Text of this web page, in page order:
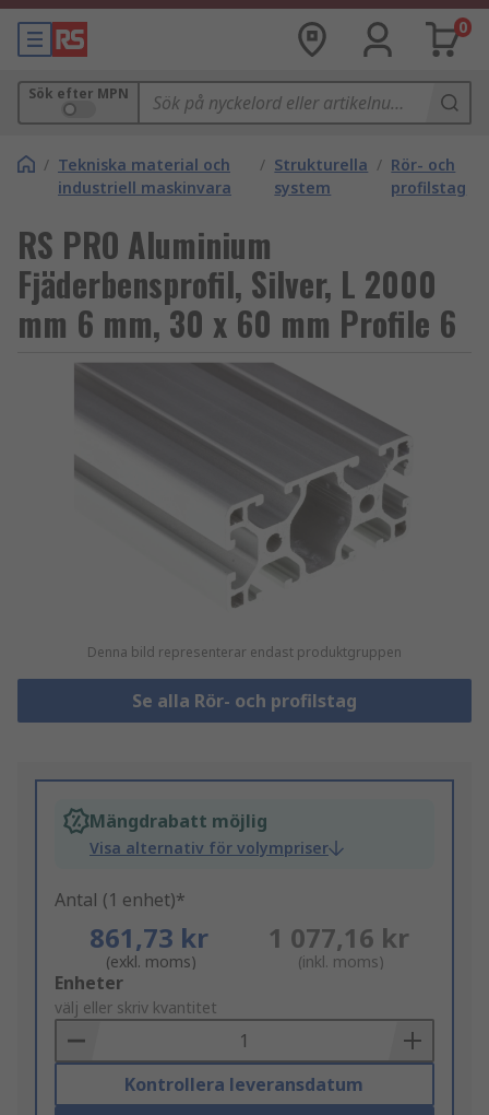
0
Sök efter MPN
/ Tekniska material och
industriell maskinvara
/ Strukturella
system
/ Rör- och
profilstag
RS PRO Aluminium
Fjäderbensprofil, Silver, L 2000
mm 6 mm, 30 x 60 mm Profile 6
Denna bild representerar endast produktgruppen
Se alla Rör- och profilstag
Mängdrabatt möjlig
Visa alternativ för volympriser
Antal (1 enhet)*
861,73 kr
(exkl. moms)
1 077,16 kr
(inkl. moms)
Add
to
Basket
Enheter
välj eller skriv kvantitet
Kontrollera leveransdatum